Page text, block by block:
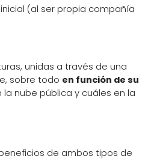
(al ser propia compañía
unidas a través de una
sobre todo en función de su
la nube pública y cuáles en la
de ambos tipos de